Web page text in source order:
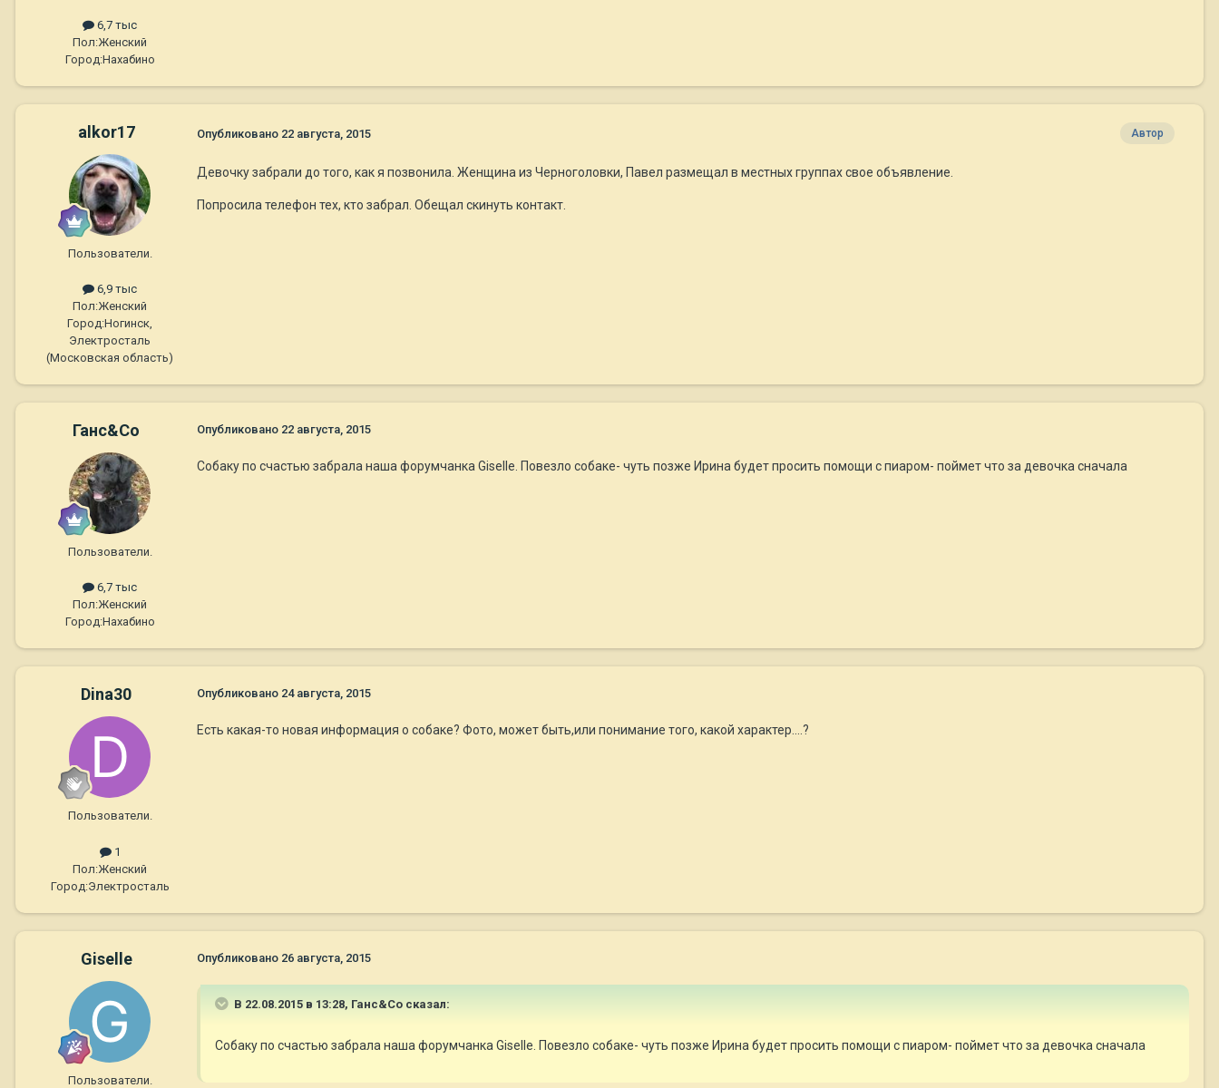
6,7 тыс
Пол:Женский
Город:Нахабино
alkor17
Пользователи.
6,9 тыс
Пол:Женский
Город:Ногинск,
Электросталь
(Московская область)
Автор
Опубликовано 22 августа, 2015
Девочку забрали до того, как я позвонила. Женщина из Черноголовки, Павел размещал в местных группах свое объявление.
Попросила телефон тех, кто забрал. Обещал скинуть контакт.
Ганс&Co
Пользователи.
6,7 тыс
Пол:Женский
Город:Нахабино
Опубликовано 22 августа, 2015
Собаку по счастью забрала наша форумчанка Giselle. Повезло собаке- чуть позже Ирина будет просить помощи с пиаром- поймет что за девочка сначала
Dina30
Пользователи.
1
Пол:Женский
Город:Электросталь
Опубликовано 24 августа, 2015
Есть какая-то новая информация о собаке? Фото, может быть,или понимание того, какой характер....?
Giselle
Пользователи.
Опубликовано 26 августа, 2015
В 22.08.2015 в 13:28, Ганс&Co сказал:
Собаку по счастью забрала наша форумчанка Giselle. Повезло собаке- чуть позже Ирина будет просить помощи с пиаром- поймет что за девочка сначала